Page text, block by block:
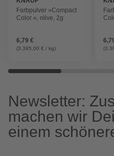
Farbpulver »Compact
Color «, olive, 2g
6,79 €
(3.395,00 € / kg)
Newsletter:
machen wir
einem